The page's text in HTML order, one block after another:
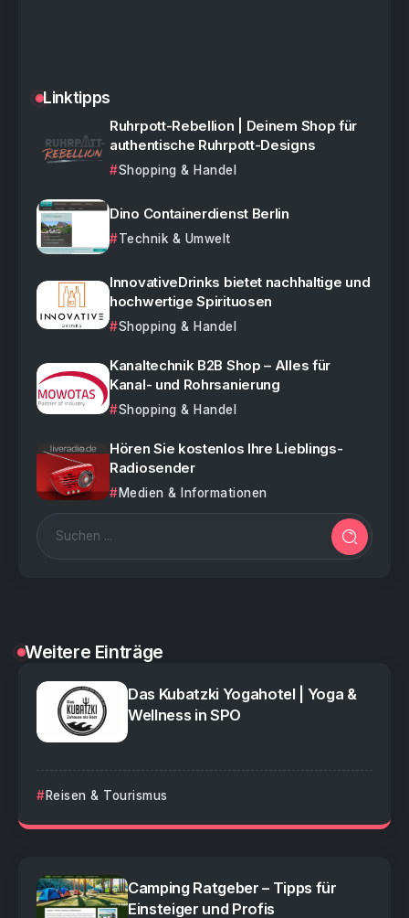
Linktipps
Ruhrpott-Rebellion | Deinem Shop für
authentische Ruhrpott-Designs
Shopping & Handel
Dino Containerdienst Berlin
Technik & Umwelt
InnovativeDrinks bietet nachhaltige und
hochwertige Spirituosen
Shopping & Handel
Kanaltechnik B2B Shop – Alles für
Kanal- und Rohrsanierung
Shopping & Handel
Hören Sie kostenlos Ihre Lieblings-
Radiosender
Medien & Informationen
Weitere Einträge
Das Kubatzki Yogahotel | Yoga &
Wellness in SPO
Reisen & Tourismus
Camping Ratgeber – Tipps für
Einsteiger und Profis